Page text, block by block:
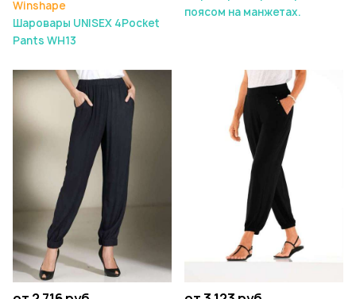
Winshape
Шаровары UNISEX 4Pocket
Pants WH13
поясом на манжетах.